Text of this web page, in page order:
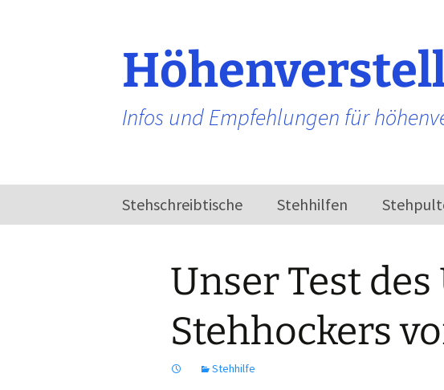
Infos und Empfehlungen für
Stehschreibtische
Schreibtisch
Stehhilfen
Unser Test des
Stehhockers
Stehhilfe